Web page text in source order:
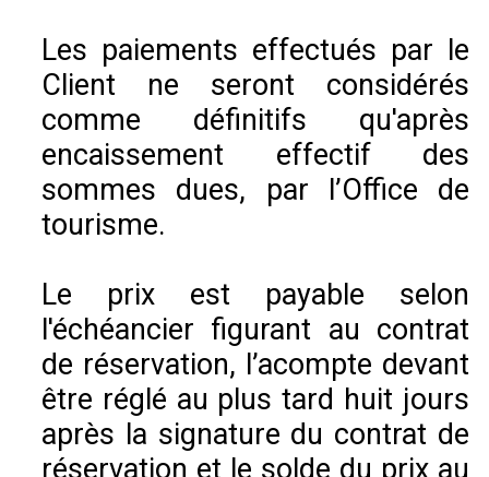
Les paiements effectués par le
Client ne seront considérés
comme définitifs qu'après
encaissement effectif des
sommes dues, par l’Office de
tourisme.
Le prix est payable selon
l'échéancier figurant au contrat
de réservation, l’acompte devant
être réglé au plus tard huit jours
après la signature du contrat de
réservation et le solde du prix au